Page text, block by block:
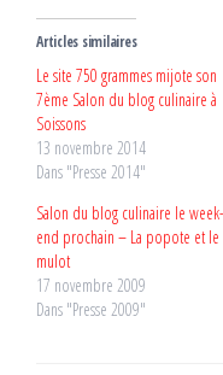
Articles similaires
Le site 750 grammes mijote son
7ème Salon du blog culinaire à
Soissons
13 novembre 2014
Dans "Presse 2014"
Salon du blog culinaire le week-
end prochain – La popote et le
mulot
17 novembre 2009
Dans "Presse 2009"